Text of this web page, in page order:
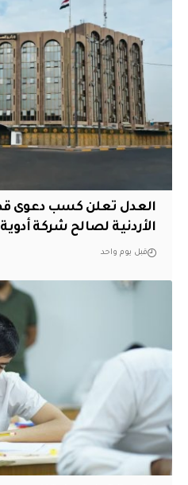
العدل تعلن كسب دعوى
الأردنية لصالح شركة
قبل يوم واحد